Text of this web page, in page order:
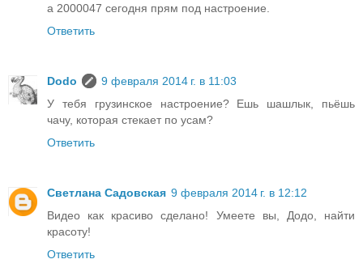
а 2000047 сегодня прям под настроение.
Ответить
Dodo
9 февраля 2014 г. в 11:03
У тебя грузинское настроение? Ешь шашлык, пьёшь
чачу, которая стекает по усам?
Ответить
Светлана Садовская 9 февраля 2014 г. в 12:12
Видео как красиво сделано! Умеете вы, Додо, найти
красоту!
Ответить